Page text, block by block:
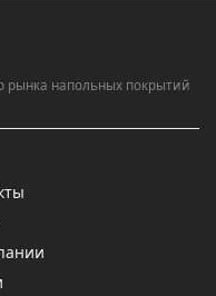
рынка напольных покрытий